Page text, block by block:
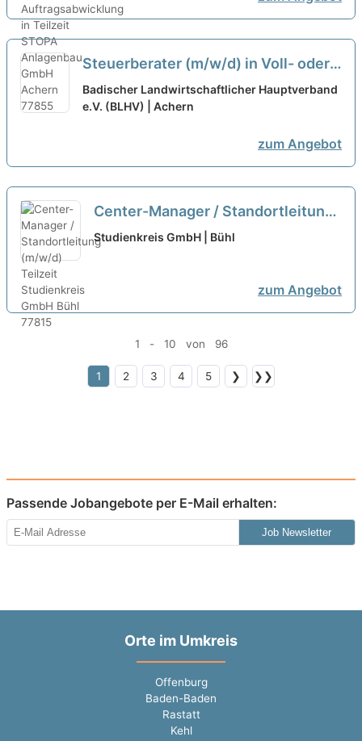
Steuerberater (m/w/d) in Voll- oder
Teilzeit neu
Badischer Landwirtschaftlicher Hauptverband
e.V. (BLHV) | Achern
zum Angebot
Center-Manager / Standortleitung
(m/w/d) Teilzeit neu
Studienkreis GmbH | Bühl
zum Angebot
1 - 10 von 96
1 2 3 4 5 ❯ ❯❯
Passende Jobangebote per E-Mail erhalten:
Job Newsletter
Orte im Umkreis
Offenburg
Baden-Baden
Rastatt
Kehl